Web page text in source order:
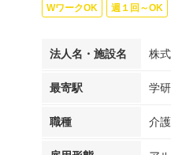
WワークOK 週１回～OK
法人名・施設名 株
最寄駅 学
職種 介